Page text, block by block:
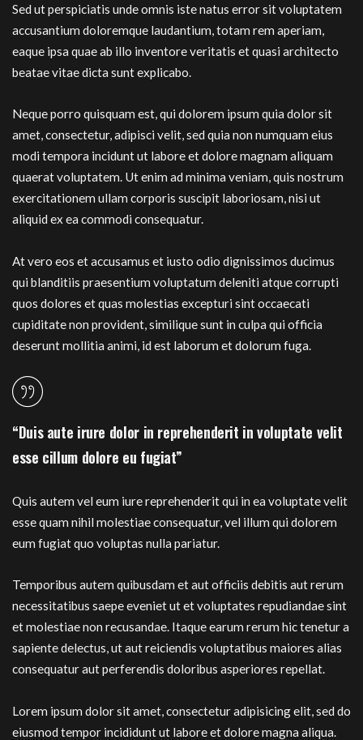
Sed ut perspiciatis unde omnis iste natus error sit voluptatem
accusantium doloremque laudantium, totam rem aperiam,
eaque ipsa quae ab illo inventore veritatis et quasi architecto
beatae vitae dicta sunt explicabo.
Neque porro quisquam est, qui dolorem ipsum quia dolor sit
amet, consectetur, adipisci velit, sed quia non numquam eius
modi tempora incidunt ut labore et dolore magnam aliquam
quaerat voluptatem. Ut enim ad minima veniam, quis nostrum
exercitationem ullam corporis suscipit laboriosam, nisi ut
aliquid ex ea commodi consequatur.
At vero eos et accusamus et iusto odio dignissimos ducimus
qui blanditiis praesentium voluptatum deleniti atque corrupti
quos dolores et quas molestias excepturi sint occaecati
cupiditate non provident, similique sunt in culpa qui officia
deserunt mollitia animi, id est laborum et dolorum fuga.
“Duis aute irure dolor in reprehenderit in voluptate velit
esse cillum dolore eu fugiat”
Quis autem vel eum iure reprehenderit qui in ea voluptate velit
esse quam nihil molestiae consequatur, vel illum qui dolorem
eum fugiat quo voluptas nulla pariatur.
Temporibus autem quibusdam et aut officiis debitis aut rerum
necessitatibus saepe eveniet ut et voluptates repudiandae sint
et molestiae non recusandae. Itaque earum rerum hic tenetur a
sapiente delectus, ut aut reiciendis voluptatibus maiores alias
consequatur aut perferendis doloribus asperiores repellat.
Lorem ipsum dolor sit amet, consectetur adipisicing elit, sed do
eiusmod tempor incididunt ut labore et dolore magna aliqua.